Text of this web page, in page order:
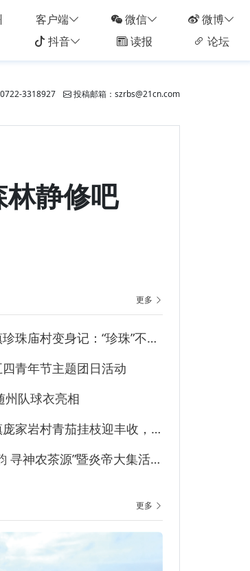
客户端 微信
微博
抖音
读报 论坛
3318927 投稿邮箱：szrbs@21cn.com
静修吧
更多
随县均川镇珍珠庙村变身记：“珍珠”不藏尘“甜园”甜到心
青年节主题团日活动
州队球衣亮相
随县澴潭镇庞家岩村青茄挂枝迎丰收，特色产业兴乡村！
“品双山春韵 寻神农茶源”暨炎帝大集活动在草甸子街历史文化街区启幕
更多